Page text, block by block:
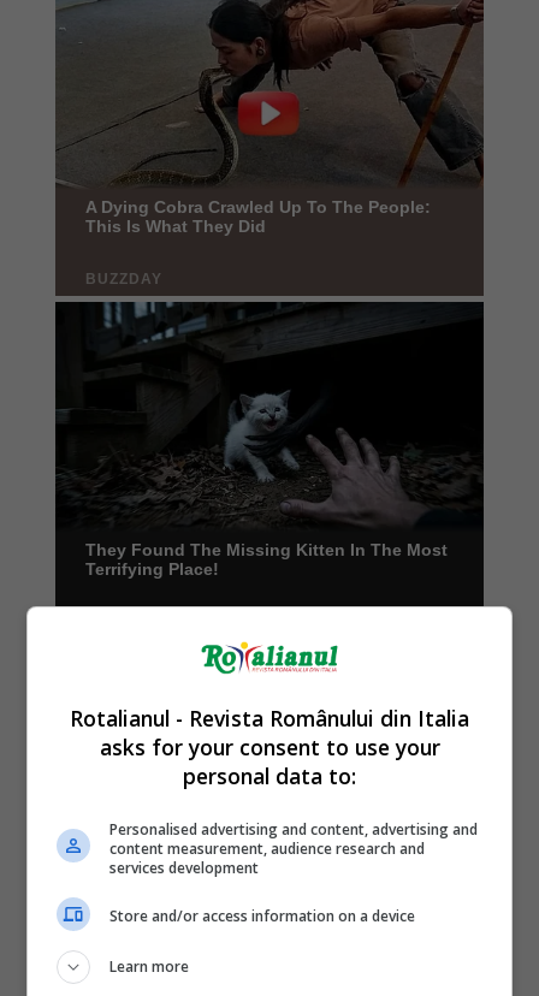
Rotalianul - Revista Românului din Italia
asks for your consent to use your
personal data to:
Personalised advertising and content, advertising and
content measurement, audience research and
services development
Store and/or access information on a device
Learn more